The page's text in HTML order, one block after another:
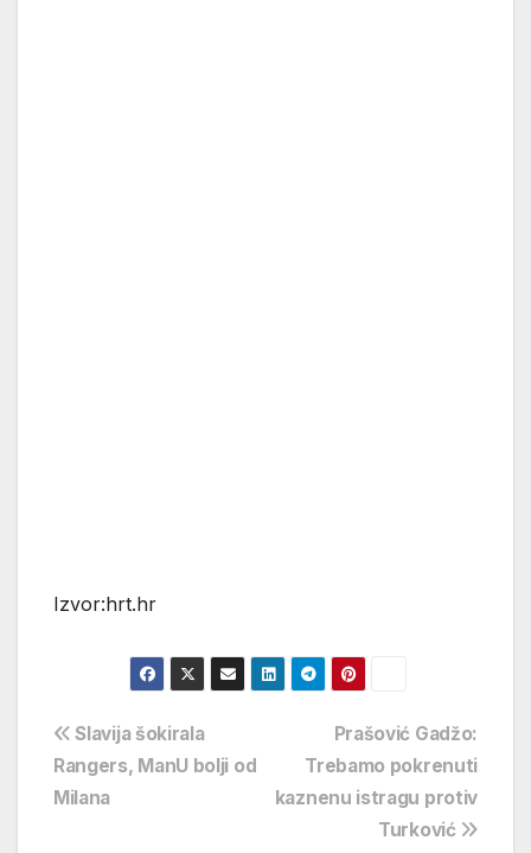
Izvor:hrt.hr
Navigacija
objava
Prašović Gadžo:
Trebamo pokrenuti
kaznenu istragu protiv
Turković
Slavija šokirala
Rangers, ManU bolji od
Milana